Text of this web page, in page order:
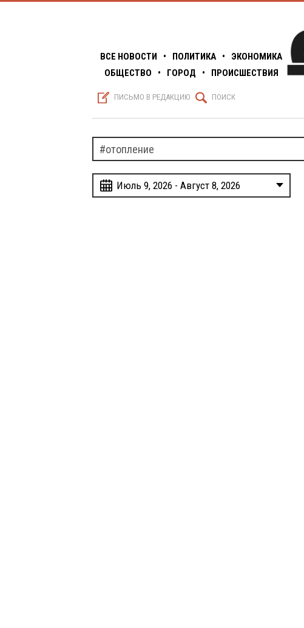
ВСЕ НОВОСТИ • ПОЛИТИКА •
ЭКОНОМИКА
ОБЩЕСТВО
• ГОРОД • ПРОИСШЕСТВИЯ
S ПИСЬМО В РЕДАКЦИЮ Q ПОИСК
w Июль 9, 2026 - Август 8, 2026